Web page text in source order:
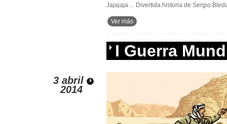
Jajajaja… Divertida historia de Sergio
Ver más
I Guerra
3 abril
2014